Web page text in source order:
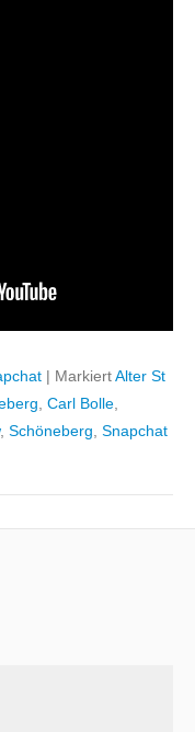
| MarkiertAlter St
Carl Bolle
, Schöneberg Snapchat